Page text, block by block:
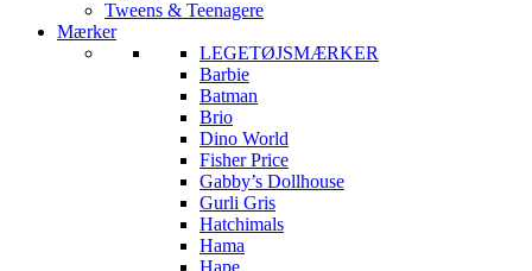
Tweens & Teenagere
Mærker
LEGETØJSMÆRKER
Barbie
Batman
Brio
Dino World
Fisher Price
Gabby’s Dollhouse
Gurli Gris
Hatchimals
Hama
Hape